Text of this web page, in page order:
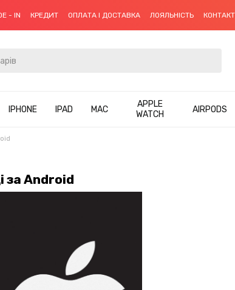
- IN КРЕДИТ ОПЛАТА І ДОСТАВКА ЛОЯЛЬНІСТЬ
IPHONE IPAD MAC
APPLE
WATCH
AIRPODS
за Android